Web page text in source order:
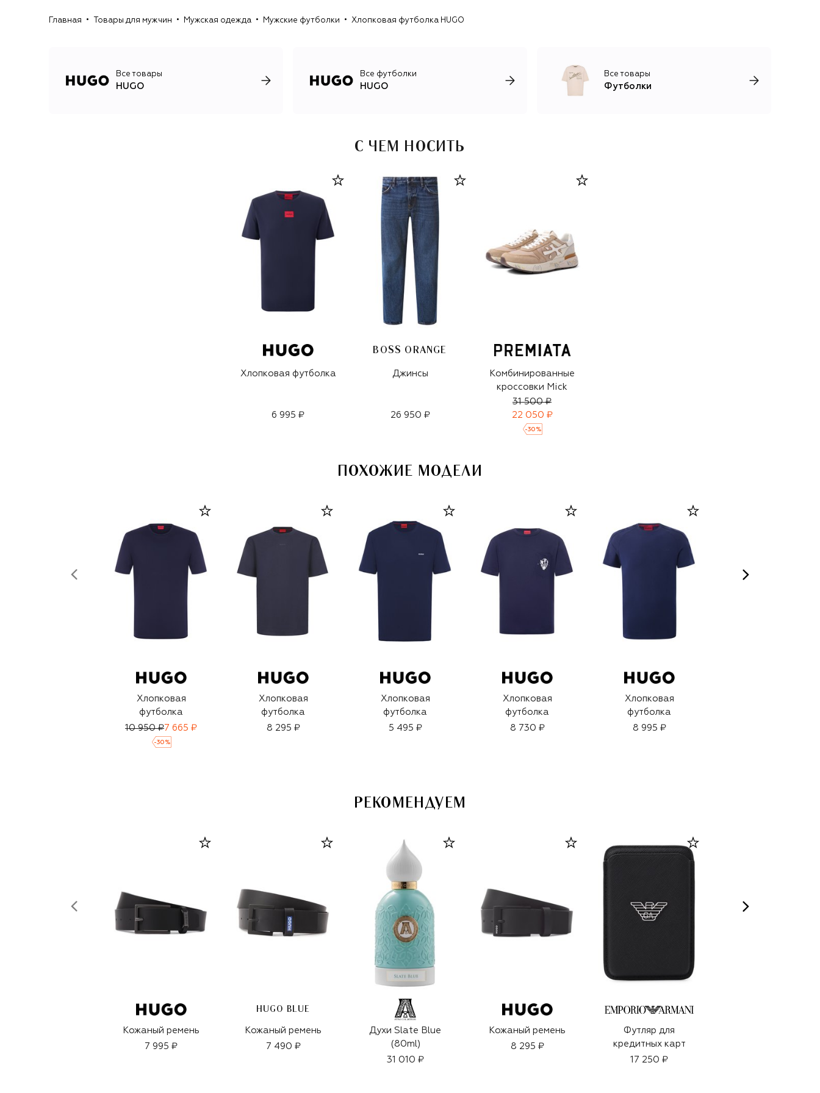
веяниям в музыке и искусстве. Бренд сотрудничает с
Главная Товары для мужчин Мужская одежда Мужские футболки Хлопковая футболка HUGO
Все товары
HUGO
Все футболки
HUGO
Все товары
Футболки
С ЧЕМ НОСИТЬ
Хлопковая футболка
6 995 ₽
BOSS ORANGE
Джинсы
26 950 ₽
Комбинированные
кроссовки Mick
31 500 ₽
22 050 ₽
-30 %
ПОХОЖИЕ МОДЕЛИ
Хлопковая
футболка
10 950 ₽7 665 ₽
-30 %
Хлопковая
футболка
8 295 ₽
Хлопковая
футболка
5 495 ₽
Хлопковая
футболка
8 730 ₽
Хлопковая
футболка
8 995 ₽
РЕКОМЕНДУЕМ
Кожаный ремень
7 995 ₽
HUGO BLUE
Кожаный ремень
7 490 ₽
Духи Slate Blue
(80ml)
31 010 ₽
Кожаный ремень
8 295 ₽
Футляр для
кредитных карт
17 250 ₽